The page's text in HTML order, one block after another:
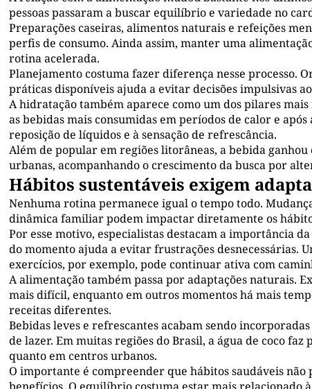
pessoas passaram a buscar equilíbrio e variedade no
Preparações caseiras, alimentos naturais e refeições
perfis de consumo. Ainda assim, manter uma
rotina acelerada.
Planejamento costuma fazer diferença nesse processo.
práticas disponíveis ajuda a evitar decisões impulsivas
A hidratação também aparece como um dos pilares
as bebidas mais consumidas em períodos de calor e
reposição de líquidos e à sensação de refrescância.
Além de popular em regiões litorâneas, a bebida
urbanas, acompanhando o crescimento da busca por
Hábitos sustentáveis exigem
Nenhuma rotina permanece igual o tempo todo.
dinâmica familiar podem impactar diretamente os
Por esse motivo, especialistas destacam a importância
do momento ajuda a evitar frustrações desnecessárias.
exercícios, por exemplo, pode continuar ativa com
A alimentação também passa por adaptações naturais.
mais difícil, enquanto em outros momentos há mais
receitas diferentes.
Bebidas leves e refrescantes acabam sendo
de lazer. Em muitas regiões do Brasil, a água de coco
quanto em centros urbanos.
O importante é compreender que hábitos saudáveis